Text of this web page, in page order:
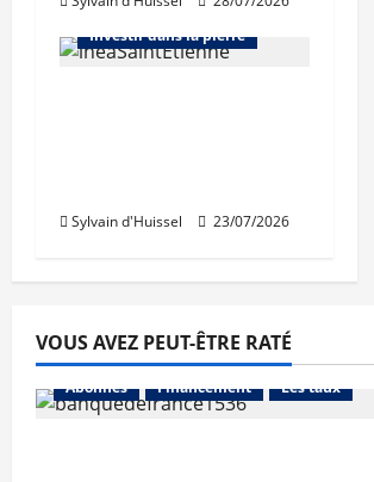
Investir dans la pierre
Sylvain d'Huissel 23/07/2026
VOUS AVEZ PEUT-ÊTRE RATÉ
Abonnés Financement Les taux